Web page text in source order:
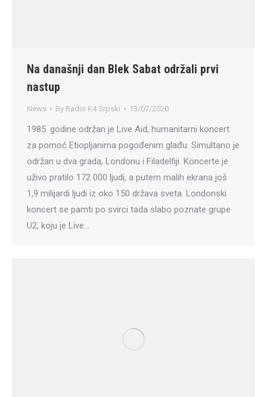
Na današnji dan Blek Sabat održali prvi
nastup
News By Radio K4 Srpski 13/07/2020
1985. godine održan je Live Aid, humanitarni koncert
za pomoć Etiopljanima pogođenim glađu. Simultano je
održan u dva grada, Londonu i Filadelfiji. Koncerte je
uživo pratilo 172 000 ljudi, a putem malih ekrana još
1,9 milijardi ljudi iz oko 150 država sveta. Londonski
koncert se pamti po svirci tada slabo poznate grupe
U2, koju je Live…